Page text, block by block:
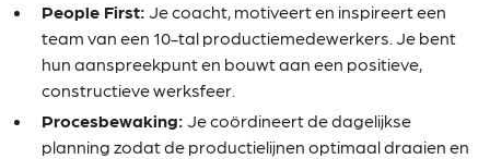
People First: Je coacht, motiveert en inspireert een
team van een 10-tal productiemedewerkers. Je bent
hun aanspreekpunt en bouwt aan een positieve,
constructieve werksfeer.
Procesbewaking: Je coördineert de dagelijkse
planning zodat de productielijnen optimaal draaien en